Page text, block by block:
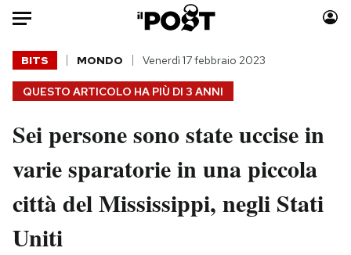
Auto
HOME
Italia
Politica
Tecnologia
Scienza
Moda
Consumismi
Storie/Idee
Ok Boomer!
QUESTO ARTICOLO HA PIÙ DI 3 ANNI
BITS MONDO Venerdì 17 febbraio 2023
Sei persone sono state uccise in
varie sparatorie in una piccola
città del Mississippi, negli Stati
Uniti